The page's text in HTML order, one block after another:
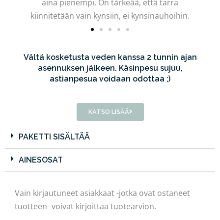
aina pienempi. On tärkeää, että tarra
kiinnitetään vain kynsiin, ei kynsinauhoihin.
Vältä kosketusta veden kanssa 2 tunnin ajan
asennuksen jälkeen. Käsinpesu sujuu,
astianpesua voidaan odottaa ;)
KATSO LISÄÄ
PAKETTI SISÄLTÄÄ
AINESOSAT
Vain kirjautuneet asiakkaat -jotka ovat ostaneet
tuotteen- voivat kirjoittaa tuotearvion.